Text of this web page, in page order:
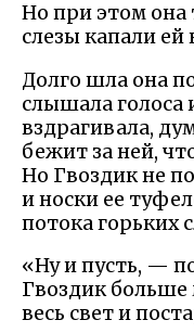
Но при этом она
слезы капали
Долго шла она
слышала голоса
вздрагивала,
бежит за ней,
Но Гвоздик не
и носки ее
потока горьких
«Ну и пусть, —
Гвоздик
весь свет и